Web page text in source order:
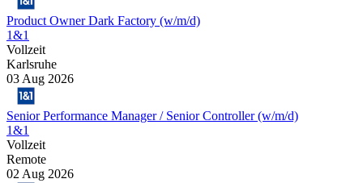
Product Owner Dark Factory (w/m/d)
1&1
Vollzeit
Karlsruhe
03 Aug 2026
Senior Performance Manager / Senior Controller (w/m/d)
1&1
Vollzeit
Remote
02 Aug 2026